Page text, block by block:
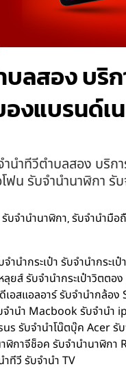
ลสอง บริ
องแบรนด์เ
นำทีวีตำบลสอง บริก
ฟน รับจำนำนาฬิกา รั
รับจำนำนาฬิกา,รับจำนำมือ
ำนำกระเป๋า รับจำนำกระเ
ลุยส์ รับจำนำกระเป๋าวิต
เอสแอลอาร์ รับจำนำกล้อ
ำนำ Macbook รับจำนำ
รับจำนำโน๊ตบุ๊ค Acer
กาจีช็อค รับจำนำนาฬิกา
ทีวี รับจำนำ TV